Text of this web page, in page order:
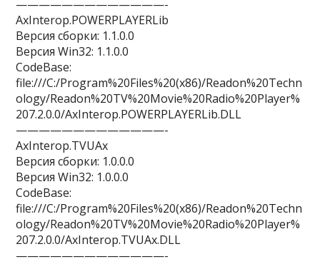
—————————————-
AxInterop.POWERPLAYERLib
Версия сборки: 1.1.0.0
Версия Win32: 1.1.0.0
CodeBase:
file:///C:/Program%20Files%20(x86)/Readon%20Techn
ology/Readon%20TV%20Movie%20Radio%20Player%
207.2.0.0/AxInterop.POWERPLAYERLib.DLL
—————————————-
AxInterop.TVUAx
Версия сборки: 1.0.0.0
Версия Win32: 1.0.0.0
CodeBase:
file:///C:/Program%20Files%20(x86)/Readon%20Techn
ology/Readon%20TV%20Movie%20Radio%20Player%
207.2.0.0/AxInterop.TVUAx.DLL
—————————————-